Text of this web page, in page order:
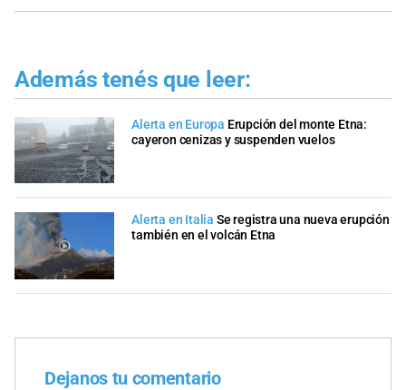
Además tenés que leer:
Alerta en Europa Erupción del monte Etna:
cayeron cenizas y suspenden vuelos
Alerta en Italia Se registra una nueva erupción
también en el volcán Etna
Dejanos tu comentario